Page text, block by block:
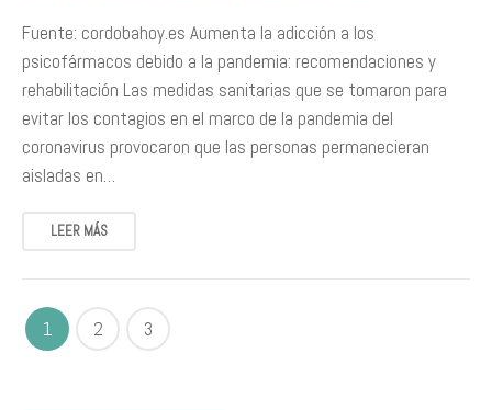
Fuente: cordobahoy.es Aumenta la adicción a los
psicofármacos debido a la pandemia: recomendaciones y
rehabilitación Las medidas sanitarias que se tomaron para
evitar los contagios en el marco de la pandemia del
coronavirus provocaron que las personas permanecieran
aisladas en…
LEER MÁS
1 2 3